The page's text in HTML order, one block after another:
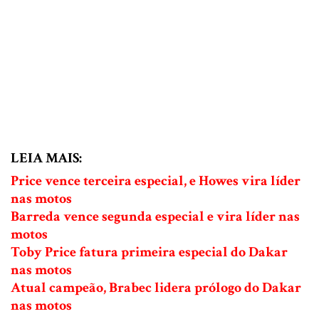
LEIA MAIS:
Price vence terceira especial, e Howes vira líder
nas motos
Barreda vence segunda especial e vira líder nas
motos
Toby Price fatura primeira especial do Dakar
nas motos
Atual campeão, Brabec lidera prólogo do Dakar
nas motos